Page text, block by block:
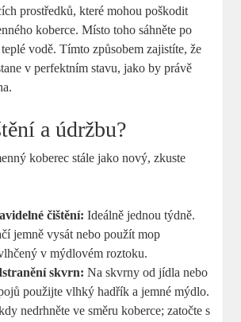
prostředků, které mohou poškodit
koberce. Místo toho sáhněte po
vodě. Tímto způsobem zajistíte, že
v perfektním stavu, jako by právě
a údržbu?
koberec stále jako nový, zkuste
čištění: Ideálně jednou týdně.
jemně vysát nebo použít mop
v mýdlovém roztoku.
skvrn: Na skvrny od jídla nebo
použijte vlhký hadřík a jemné mýdlo.
nedrhněte ve směru koberce; zatočte s